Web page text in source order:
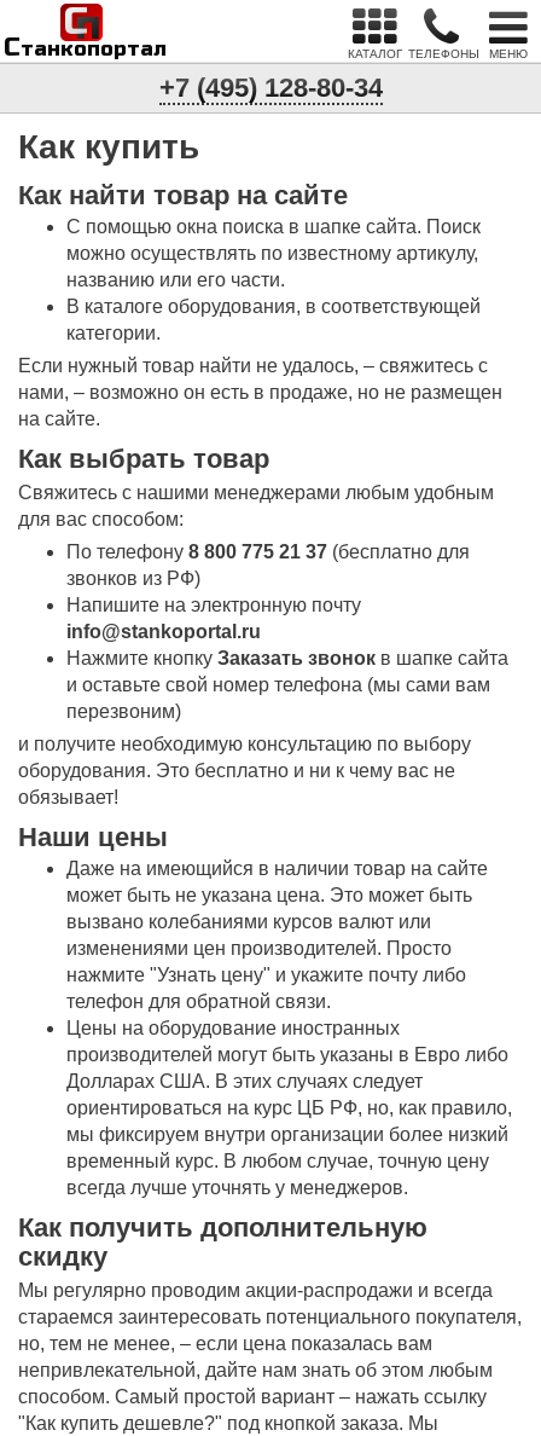
Станкопортал
п
С
КАТАЛОГ ТЕЛЕФОНЫ МЕНЮ
+7 (495) 128-80-34
Как купить
Как найти товар на сайте
С помощью окна поиска в шапке сайта. Поиск
можно осуществлять по известному артикулу,
названию или его части.
В каталоге оборудования, в соответствующей
категории.
Если нужный товар найти не удалось, – свяжитесь с
нами, – возможно он есть в продаже, но не размещен
на сайте.
Как выбрать товар
Свяжитесь с нашими менеджерами любым удобным
для вас способом:
По телефону 8 800 775 21 37 (бесплатно для
звонков из РФ)
Напишите на электронную почту
info@stankoportal.ru
Нажмите кнопку Заказать звонок в шапке сайта
и оставьте свой номер телефона (мы сами вам
перезвоним)
и получите необходимую консультацию по выбору
оборудования. Это бесплатно и ни к чему вас не
обязывает!
Наши цены
Даже на имеющийся в наличии товар на сайте
может быть не указана цена. Это может быть
вызвано колебаниями курсов валют или
изменениями цен производителей. Просто
нажмите "Узнать цену" и укажите почту либо
телефон для обратной связи.
Цены на оборудование иностранных
производителей могут быть указаны в Евро либо
Долларах США. В этих случаях следует
ориентироваться на курс ЦБ РФ, но, как правило,
мы фиксируем внутри организации более низкий
временный курс. В любом случае, точную цену
всегда лучше уточнять у менеджеров.
Как получить дополнительную
скидку
Мы регулярно проводим акции-распродажи и всегда
стараемся заинтересовать потенциального покупателя,
но, тем не менее, – если цена показалась вам
непривлекательной, дайте нам знать об этом любым
способом. Самый простой вариант – нажать ссылку
"Как купить дешевле?" под кнопкой заказа. Мы